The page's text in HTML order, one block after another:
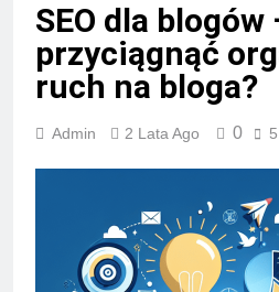
SEO dla blogów
przyciągnąć
ruch na bloga?
Admin 2 Lata Ago 0